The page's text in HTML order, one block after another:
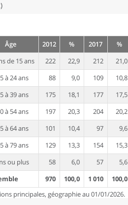
Âge 2012 % 2017 %
de 15 ans
222 22,9 212 21,0
à 24 ans
88 9,0 109 10,8
à 39 ans
175 18,1 177 17,5
à 54 ans
197 20,3 204 20,2
à 64 ans
101 10,4 97 9,6
à 79 ans
129 13,3 154 15,3
ou plus
58 6,0 57 5,6
970 100,0 1 010 100,0
principales, géographie au 01/01/2026.